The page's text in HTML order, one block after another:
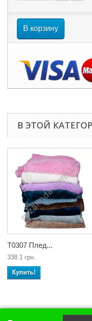
В корзину
В ЭТОЙ
Т0307 Плед...
338.1 грн.
Купить!